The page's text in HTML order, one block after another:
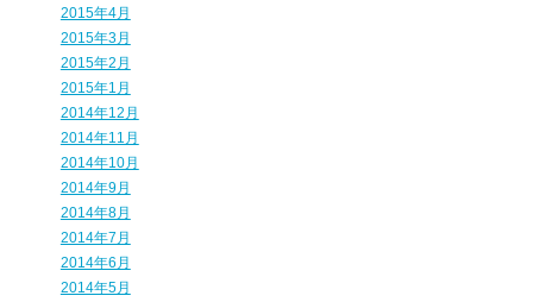
2015年4月
2015年3月
2015年2月
2015年1月
2014年12月
2014年11月
2014年10月
2014年9月
2014年8月
2014年7月
2014年6月
2014年5月